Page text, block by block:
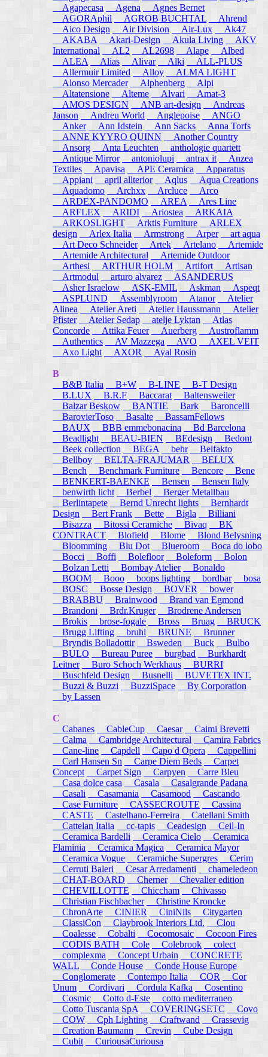
Agapecasa
Agena
Agnes Bernet
AGORAphil
AGROB BUCHTAL
Ahrend
Aico Design
Air Division Air-Lux
Ak47
AKABA
Akari-Design Akula Living
AKV
International
AL2 AL2698 Alape
Albed
ALEA
Alias Alivar Alki
ALL-PLUS
Allermuir Limited
Alloy
ALMA LIGHT
Alonso Mercader
Alphenberg
Alpi
Altatensione
Alteme Alvari
Amat-3
AMOS DESIGN
ANB art-design
Andreas
Janson
Andreu World Anglepoise
ANGO
Anker
Ann Idstein Ann Sacks
Anna Torfs
ANNE KYYRO QUINN
Another Country
Ansorg
Anta Leuchten
anthologie quartett
Antique Mirror
antoniolupi antrax it
Anzea
Textiles
Apavisa APE Ceramica
Apparatus
Appiani
april allterior Aqlus Aqua Creations
Aquadomo
Archxx Arcluce
Arco
ARDEX-PANDOMO
AREA
Ares Line
ARFLEX
ARIDI Ariostea
ARKAIA
ARKOSLIGHT
Arktis Furniture
ARLEX
design
Arlex Italia Armstrong Arper
art aqua
Art Deco Schneider
Artek Artelano
Artemide
Artemide Architectural
Artemide Outdoor
Arthesi
ARTHUR HOLM Artifort
Artisan
Artmodul
arturo alvarez
ASANDERUS
Asher Israelow
ASK-EMIL Askman
Aspeqt
ASPLUND
Assemblyroom Atanor
Atelier
Alinea
Atelier Areti Atelier Haussmann
Atelier
Pfister
Atelier Sedap atelje Lyktan
Atlas
Concorde
Attika Feuer Auerberg
Austroflamm
Authentics
AV Mazzega AVO
AXEL VEIT
Axo Light
AXOR Ayal Rosin
B
B&B Italia
B+W B-LINE
B-T Design
B.LUX
B.R.F Baccarat
Baltensweiler
Balzar Beskow
BANTIE Bark
Baroncelli
BarovierToso
Basalte
BassamFellows
BAUX
BBB emmebonacina
Bd Barcelona
Beadlight
BEAU-BIEN BEdesign
Bedont
Beek collection
BEGA behr
Belfakto
Bellboy
BELTA-FRAJUMAR
BELUX
Bench
Benchmark Furniture Bencore
Bene
BENKERT-BAENKE
Bensen
Bensen Italy
benwirth licht
Berbel
Berger Metallbau
Berlintapete
Bernd Unrecht lights
Bernhardt
Design
Bert Frank Bette Bigla
Billiani
Bisazza
Bitossi Ceramiche Bivaq
BK
CONTRACT
Blofield Blome Blond Belysning
Bloomming
Blu Dot Blueroom
Boca do lobo
Bocci
Boffi Bolefloor Boleform
Bolon
Bolzan Letti
Bombay Atelier
Bonaldo
BOOM
Booo boops lighting bordbar
bosa
BOSC
Bosse Design BOVER
bower
BRABBU
Brainwood
Brand van Egmond
Brandoni
Brdr.Kruger
Brodrene Andersen
Brokis
brose-fogale Bross Bruag
BRUCK
Brugg Lifting
bruhl BRUNE
Brunner
Bryndis Bolladottir
Bsweden Buck
Bulbo
BULO
Bureau Puree burgbad
Burkhardt
Leitner
Buro Schoch Werkhaus
BURRI
Buschfeld Design
Busnelli
BUVETEX INT.
Buzzi & Buzzi
BuzziSpace By Corporation
by Lassen
C
Cabanes
CableCup Caesar
Caimi Brevetti
Calma
Cambridge Architectural
Camira Fabrics
Cane-line
Capdell Capo d Opera
Cappellini
Carl Hansen Sn
Carpe Diem Beds
Carpet
Concept
Carpet Sign Carpyen
Carre Bleu
Casa dolce casa
Casala
Casalgrande Padana
Casali
Casamania Casamood
Cascando
Case Furniture
CASSECROUTE
Cassina
CASTE
Castelhano-Ferreira
Catellani Smith
Cattelan Italia
cc-tapis Ceadesign
Ceil-In
Ceramica Bardelli
Ceramica Cielo
Ceramica
Flaminia
Ceramica Magica
Ceramica Mayor
Ceramica Vogue
Ceramiche Supergres Cerim
Cerruti Baleri
Cesar Arredamenti
chameledeon
CHAT-BOARD
Cherner
Chevalier edition
CHEVILLOTTE
Chiccham
Chivasso
Christian Fischbacher
Christine Kroncke
ChronArte
CINIER CiniNils
Citygarten
ClassiCon
Claybrook Interiors Ltd.
Clou
Coalesse
Cobalti Cocomosaic
Cocoon Fires
CODIS BATH
Cole Colebrook
colect
complexma
Concept Urbain
CONCRETE
WALL
Conde House
Conde House Europe
Conglomerate
Contempo Italia COR
Cor
Unum
Cordivari Cordula Kafka
Cosentino
Cosmic
Cotto d-Este
cotto mediterraneo
Cotto Tuscania SpA
COVERINGSETC
Covo
COW
Cph Lighting Craftwand
Crassevig
Creation Baumann
Crevin
Cube Design
Cubit
CuriousaCuriousa